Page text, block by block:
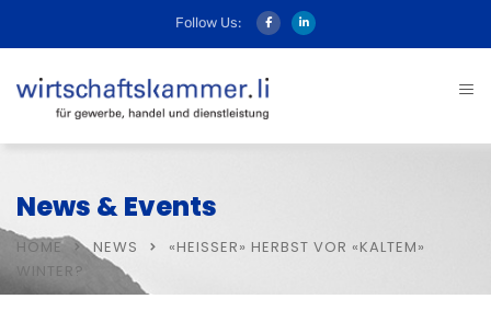
Follow Us:
News & Events
HOME NEWS
«HEISSER» HERBST VOR «KALTEM»
WINTER?